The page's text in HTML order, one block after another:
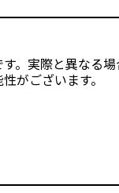
。実際と異なる場
がございます。